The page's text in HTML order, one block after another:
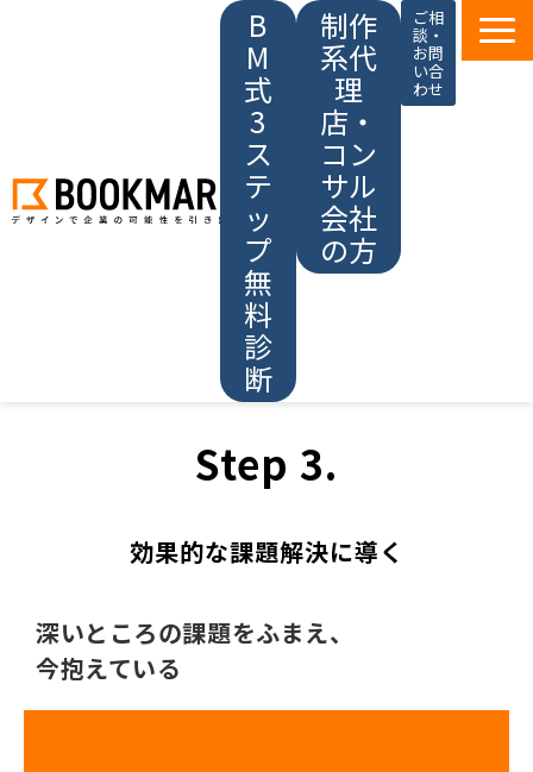
B
M
式
3
ス
テ
ッ
プ
無
料
診
断
制作
系代
理
店・
コン
サル
会社
の方
ご相
談・
お問
い合
わせ
制作実績
会社情報
Step 3.
効果的な課題解決に導く
深いところの課題をふまえ、
今抱えている